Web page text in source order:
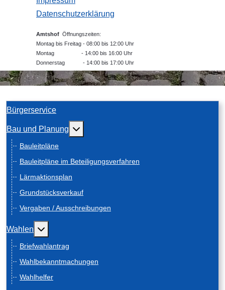
Datenschutzerklärung
Amtshof Öffnungszeiten:
Montag bis Freitag - 08:00 bis 12:00 Uhr
Montag - 14:00 bis 16:00 Uhr
Donnerstag - 14:00 bis 17:00 Uhr
Bürgerservice
Bau und Planung Weitere Informationen: Bau und Planung
Bauleitpläne
Bauleitpläne im Beteiligungsverfahren
Lärmaktionsplan
Grundstücksverkauf
Vergaben / Ausschreibungen
Wahlen Weitere Informationen: Wahlen
Briefwahlantrag
Wahlbekanntmachungen
Wahlhelfer